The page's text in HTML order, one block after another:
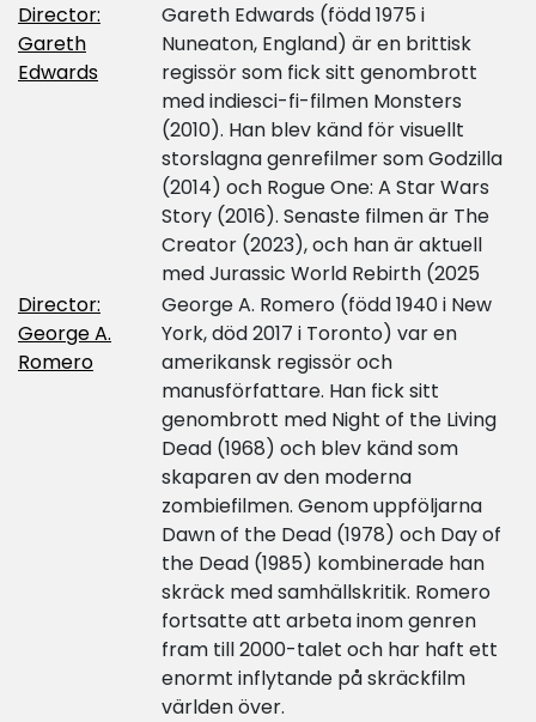
Director:
Gareth
Edwards
Gareth Edwards (född 1975 i
Nuneaton, England) är en brittisk
regissör som fick sitt genombrott
med indiesci-fi-filmen Monsters
(2010). Han blev känd för visuellt
storslagna genrefilmer som Godzilla
(2014) och Rogue One: A Star Wars
Story (2016). Senaste filmen är The
Creator (2023), och han är aktuell
med Jurassic World Rebirth (2025
Director:
George A.
Romero
George A. Romero (född 1940 i New
York, död 2017 i Toronto) var en
amerikansk regissör och
manusförfattare. Han fick sitt
genombrott med Night of the Living
Dead (1968) och blev känd som
skaparen av den moderna
zombiefilmen. Genom uppföljarna
Dawn of the Dead (1978) och Day of
the Dead (1985) kombinerade han
skräck med samhällskritik. Romero
fortsatte att arbeta inom genren
fram till 2000-talet och har haft ett
enormt inflytande på skräckfilm
världen över.